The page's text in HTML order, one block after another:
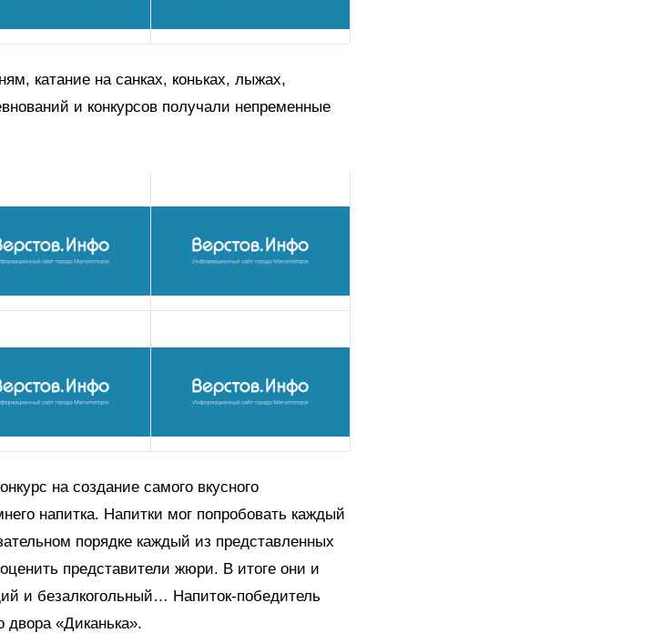
катание на санках, коньках, лыжах,
и конкурсов получали непременные
на создание самого вкусного
напитка. Напитки мог попробовать каждый
порядке каждый из представленных
представители жюри. В итоге они и
и безалкогольный… Напиток-победитель
двора «Диканька».